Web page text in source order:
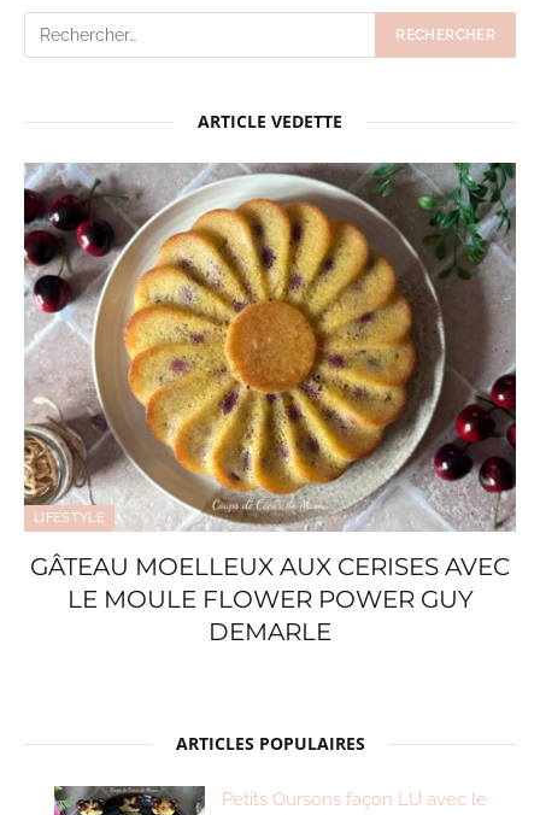
ARTICLE VEDETTE
LIFESTYLE
GÂTEAU MOELLEUX AUX CERISES AVEC
LE MOULE FLOWER POWER GUY
DEMARLE
ARTICLES POPULAIRES
Petits Oursons façon LU avec le